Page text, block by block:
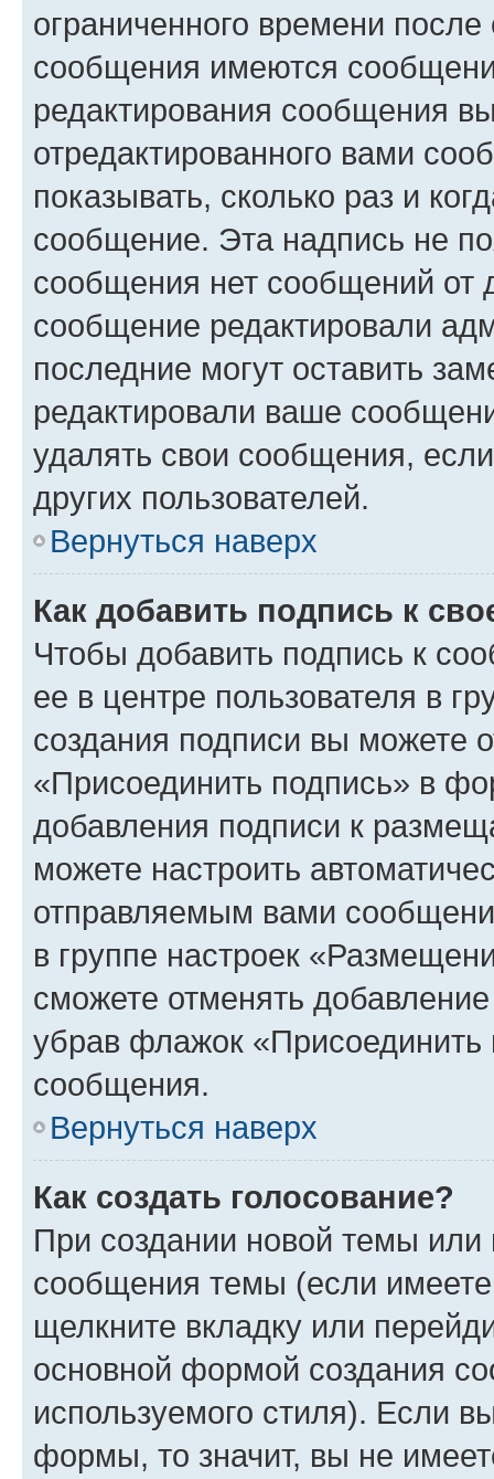
ограниченного времени
сообщения имеются
редактирования сообщения
отредактированного вами
показывать, сколько раз и
сообщение. Эта надпись не
сообщения нет сообщений от
сообщение редактировали
последние могут оставить
редактировали ваше
удалять свои сообщения,
других пользователей.
Вернуться наверх
Как добавить подпись к
Чтобы добавить подпись к
ее в центре пользователя в
создания подписи вы можете
«Присоединить подпись» в
добавления подписи к
можете настроить
отправляемым вами
в группе настроек
сможете отменять
убрав флажок
сообщения.
Вернуться наверх
Как создать голосование?
При создании новой темы или
сообщения темы (если
щелкните вкладку или
основной формой создания
используемого стиля). Если
формы, то значит, вы не